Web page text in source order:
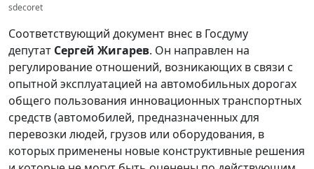
sdecoret
Соответствующий документ внес в Госдуму
депутат Сергей Жигарев. Он направлен на
регулирование отношений, возникающих в связи с
опытной эксплуатацией на автомобильных дорогах
общего пользования инновационных транспортных
средств (автомобилей, предназначенных для
перевозки людей, грузов или оборудования, в
которых применены новые конструктивные решения